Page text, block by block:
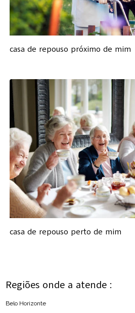
casa de repouso próximo de mim
casa de repouso perto de mim
Regiões onde a atende :
Belo Horizonte